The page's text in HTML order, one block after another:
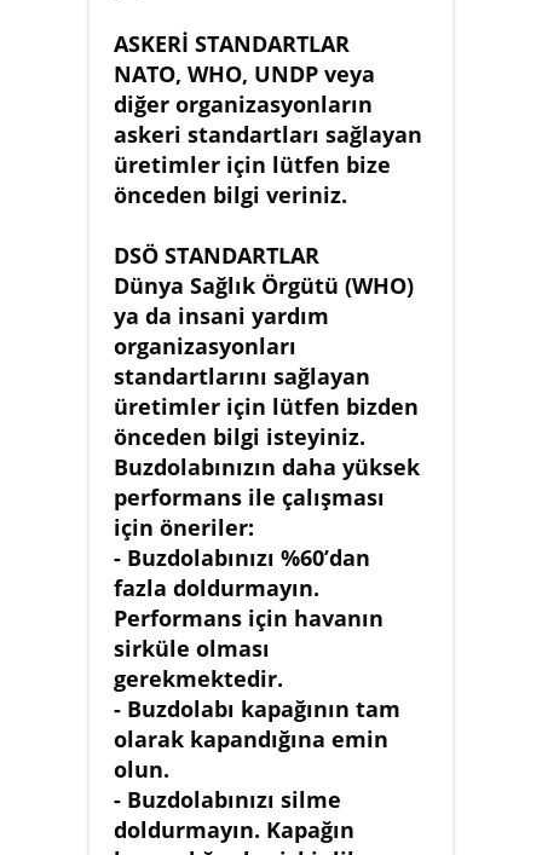
ASKERİ STANDARTLAR
NATO, WHO, UNDP veya
diğer organizasyonların
askeri standartları sağlayan
üretimler için lütfen bize
önceden bilgi veriniz.
DSÖ STANDARTLAR
Dünya Sağlık Örgütü (WHO)
ya da insani yardım
organizasyonları
standartlarını sağlayan
üretimler için lütfen bizden
önceden bilgi isteyiniz.
Buzdolabınızın daha yüksek
performans ile çalışması
için öneriler:
- Buzdolabınızı %60’dan
fazla doldurmayın.
Performans için havanın
sirküle olması
gerekmektedir.
- Buzdolabı kapağının tam
olarak kapandığına emin
olun.
- Buzdolabınızı silme
doldurmayın. Kapağın